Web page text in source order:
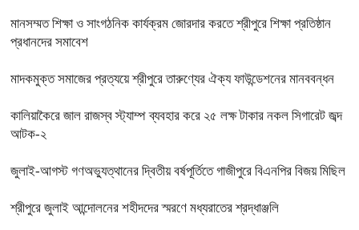
মানসম্মত শিক্ষা ও সাংগঠনিক কার্যক্রম জোরদার করতে শ্রীপুরে শিক্ষা প্রতিষ্ঠান
প্রধানদের সমাবেশ
মাদকমুক্ত সমাজের প্রত্যয়ে শ্রীপুরে তারুণ্যের ঐক্য ফাউন্ডেশনের মানববন্ধন
কালিয়াকৈরে জাল রাজস্ব স্ট্যাম্প ব্যবহার করে ২৫ লক্ষ টাকার নকল সিগারেট জব্দ
আটক-২
জুলাই-আগস্ট গণঅভ্যুত্থানের দ্বিতীয় বর্ষপূর্তিতে গাজীপুরে বিএনপির বিজয় মিছিল
শ্রীপুরে জুলাই আন্দোলনের শহীদদের স্মরণে মধ্যরাতের শ্রদ্ধাঞ্জলি